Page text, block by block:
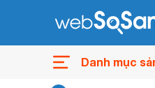
Danh mục